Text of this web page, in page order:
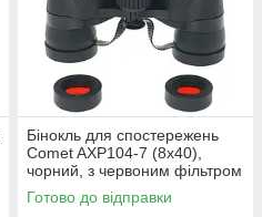
Бінокль для спостережень
Comet AXP104-7 (8x40),
чорний, з червоним фільтром
та зручним чохлом
GoodPlace -worry-free-
Готово до відправки